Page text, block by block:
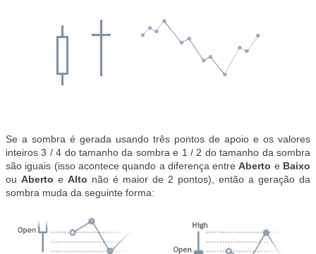
Se a sombra é gerada usando três pontos de apoio e os valores
inteiros 3 / 4 do tamanho da sombra e 1 / 2 do tamanho da sombra
são iguais (isso acontece quando a diferença entreAberto e Baixo
ou Aberto e Alto não é maior de 2 pontos), então a geração da
sombra muda da seguinte forma: